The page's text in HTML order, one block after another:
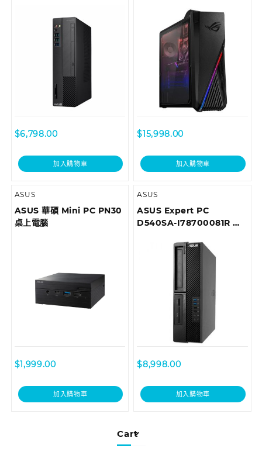
Cart
I59400003T
$6,798.00
加入購物車
$15,998.00
加入購物車
ASUS
ASUS 華碩 Mini PC PN30
桌上電腦
$1,999.00
加入購物車
ASUS
ASUS Expert PC
D540SA-I78700081R 商
$8,998.00
加入購物車